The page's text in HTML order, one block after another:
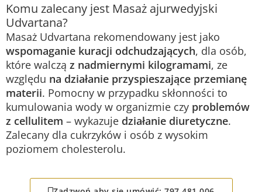
Komu zalecany jest Masaż ajurwedyjski
Udvartana?
Masaż Udvartana rekomendowany jest jako
wspomaganie kuracji odchudzających, dla osób,
które walczą z nadmiernymi kilogramami, ze
względu na działanie przyspieszające przemianę
materii. Pomocny w przypadku skłonności to
kumulowania wody w organizmie czy problemów
z cellulitem – wykazuje działanie diuretyczne.
Zalecany dla cukrzyków i osób z wysokim
poziomem cholesterolu.